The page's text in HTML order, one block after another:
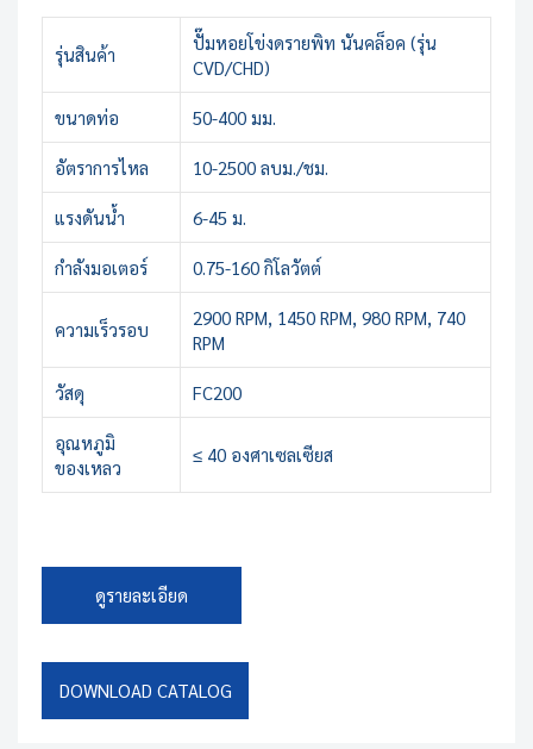
รุ่นสินค้า
ปั๊มหอยโข่งดรายพิท นันคล็อค (รุ่น
CVD/CHD)
ขนาดท่อ 50-400 มม.
อัตราการไหล 10-2500 ลบม./ชม.
แรงดันน้ำ 6-45 ม.
กำลังมอเตอร์ 0.75-160 กิโลวัตต์
ความเร็วรอบ
2900 RPM, 1450 RPM, 980 RPM, 740
RPM
วัสดุ FC200
อุณหภูมิ
ของเหลว
≤ 40 องศาเซลเซียส
ดูรายละเอียด
DOWNLOAD CATALOG